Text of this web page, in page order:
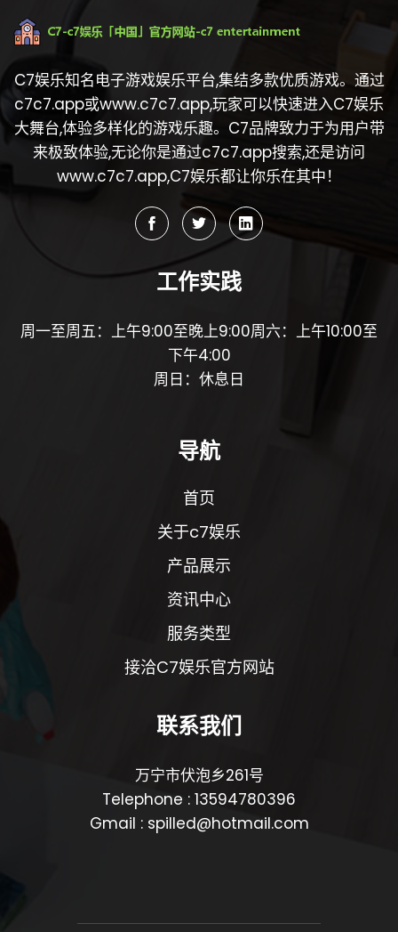
C7娱乐知名电子游戏娱乐平台,集结多款优质游戏。通过
c7c7.app或www.c7c7.app,玩家可以快速进入C7娱乐
大舞台,体验多样化的游戏乐趣。C7品牌致力于为用户带
来极致体验,无论你是通过c7c7.app搜索,还是访问
www.c7c7.app,C7娱乐都让你乐在其中！
工作实践
周一至周五：上午9:00至晚上9:00周六：上午10:00至
下午4:00
周日：休息日
导航
首页
关于c7娱乐
产品展示
资讯中心
服务类型
接洽C7娱乐官方网站
联系我们
万宁市伏泡乡261号
Telephone : 13594780396
Gmail : spilled@hotmail.com